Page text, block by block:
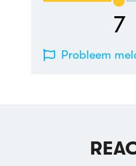
7
Probleem